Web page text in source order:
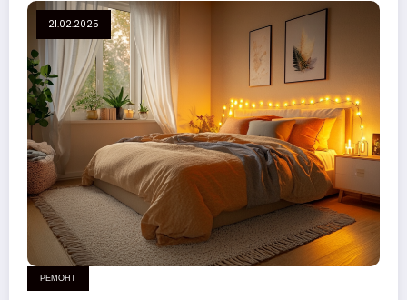
21.02.2025
РЕМОНТ